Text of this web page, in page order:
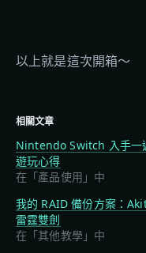
以上就是這次開箱～
相關文章
Nintendo Switch 入手一
遊玩心得
在「產品使用」中
我的 RAID 備份方案：
雷霆雙劍
在「其他教學」中